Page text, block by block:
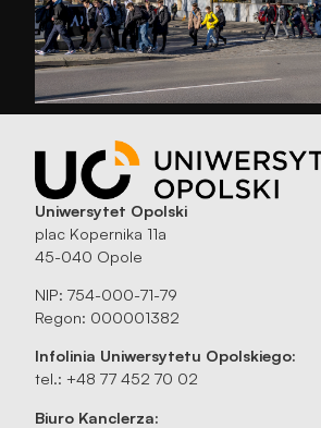
Uniwersytet Opolski
plac Kopernika 11a
45-040 Opole
NIP: 754-000-71-79
Regon: 000001382
Infolinia Uniwersytetu Opolskiego:
tel.: +48 77 452 70 02
Biuro Kanclerza: